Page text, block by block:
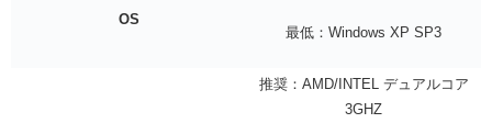
OS
最低：Windows XP SP3
推奨：AMD/INTEL デュアルコア
3GHZ